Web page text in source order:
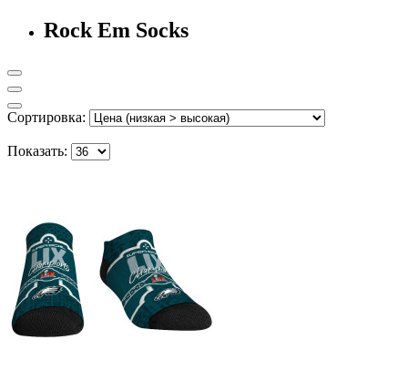
Rock Em Socks
Сортировка:
Показать: